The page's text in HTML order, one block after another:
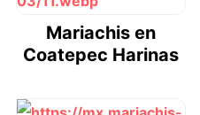
Mariachis en
Coatepec Harinas